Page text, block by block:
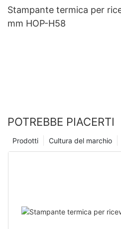
Stampante termica per
mm HOP-H58
POTREBBE PIACERTI
Cultura del marchio
Prodotti